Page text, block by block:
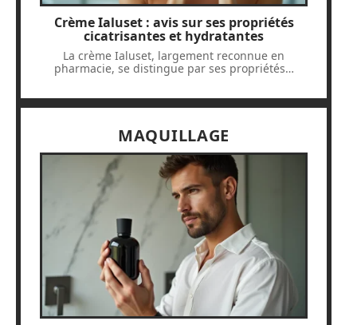
Crème Ialuset : avis sur ses propriétés
cicatrisantes et hydratantes
La crème Ialuset, largement reconnue en
pharmacie, se distingue par ses propriétés…
MAQUILLAGE